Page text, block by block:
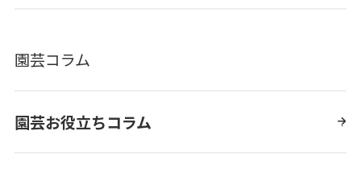
園芸コラム
園芸お役立ちコラム